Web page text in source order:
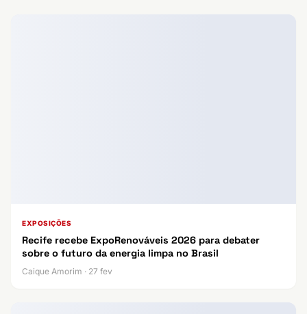
EXPOSIÇÕES
Recife recebe ExpoRenováveis 2026 para debater
sobre o futuro da energia limpa no Brasil
Caique Amorim · 27 fev